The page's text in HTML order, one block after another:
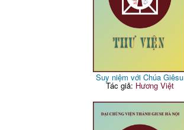
Suy niệm với Chúa Giêsu
Tác giả: Hương Việt